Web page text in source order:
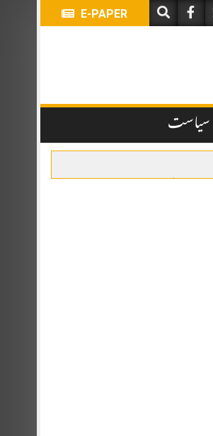
E-PAPER
سیاست
پر سوالات کھڑے کر دیے ہیں۔